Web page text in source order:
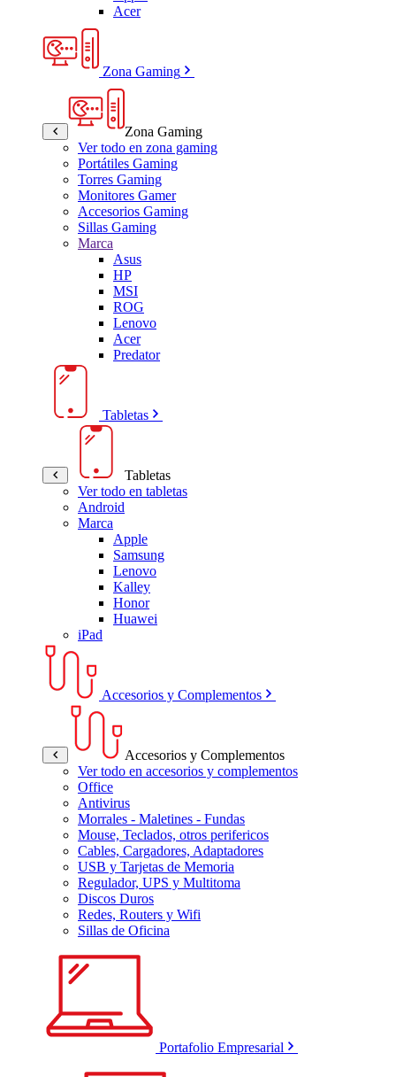
Acer
Zona Gaming
Zona Gaming
Ver todo en zona gaming
Portátiles Gaming
Torres Gaming
Monitores Gamer
Accesorios Gaming
Sillas Gaming
Marca
Asus
HP
MSI
ROG
Lenovo
Acer
Predator
Tabletas
Tabletas
Ver todo en tabletas
Android
Marca
Apple
Samsung
Lenovo
Kalley
Honor
Huawei
iPad
Accesorios y Complementos
Accesorios y Complementos
Ver todo en accesorios y complementos
Office
Antivirus
Morrales - Maletines - Fundas
Mouse, Teclados, otros perifericos
Cables, Cargadores, Adaptadores
USB y Tarjetas de Memoria
Regulador, UPS y Multitoma
Discos Duros
Redes, Routers y Wifi
Sillas de Oficina
Portafolio Empresarial